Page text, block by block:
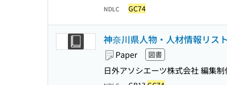
NDLC GC74
神奈川県人物・人材情報リス
Paper 図書
日外アソシエーツ株式会社 編集制